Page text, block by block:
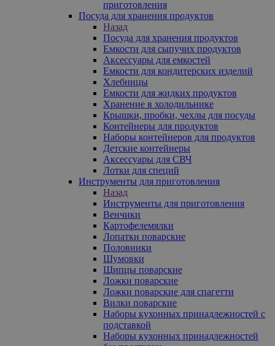
приготовления
Посуда для хранения продуктов
Назад
Посуда для хранения продуктов
Емкости для сыпучих продуктов
Аксессуары для емкостей
Емкости для кондитерских изделий
Хлебницы
Емкости для жидких продуктов
Хранение в холодильнике
Крышки, пробки, чехлы для посуды
Контейнеры для продуктов
Наборы контейнеров для продуктов
Детские контейнеры
Аксессуары для СВЧ
Лотки для специй
Инструменты для приготовления
Назад
Инструменты для приготовления
Венчики
Картофелемялки
Лопатки поварские
Половники
Шумовки
Щипцы поварские
Ложки поварские
Ложки поварские для спагетти
Вилки поварские
Наборы кухонных принадлежностей с
подставкой
Наборы кухонных принадлежностей